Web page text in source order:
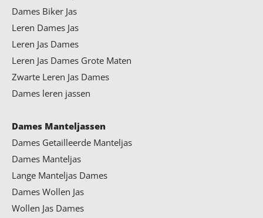
Dames Biker Jas
Leren Dames Jas
Leren Jas Dames
Leren Jas Dames Grote Maten
Zwarte Leren Jas Dames
Dames leren jassen
Dames Manteljassen
Dames Getailleerde Manteljas
Dames Manteljas
Lange Manteljas Dames
Dames Wollen Jas
Wollen Jas Dames